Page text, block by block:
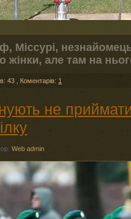
незнайомець
жінки, але там на
43 Коментарів: 1
не
Web admin